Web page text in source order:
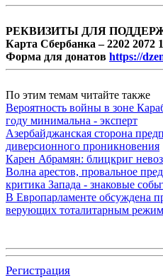
РЕКВИЗИТЫ ДЛЯ
Карта Сбербанка – 2202 2072
Форма для донатов https://
По этим темам читайте также
Вероятность войны в зоне
году минимальна - эксперт
Азербайджанская сторона
диверсионного проникновения
Карен Абрамян: блицкриг
Волна арестов, провальное
критика Запада - знаковые
В Европарламенте обсуждена
верующих тоталитарным
Регистрация